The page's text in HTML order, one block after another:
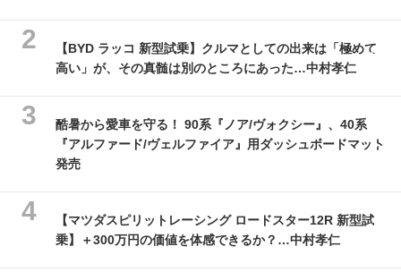
【BYD ラッコ 新型試乗】クルマとしての出来は「極めて
高い」が、その真髄は別のところにあった…中村孝仁
酷暑から愛車を守る！ 90系『ノア/ヴォクシー』、40系
『アルファード/ヴェルファイア』用ダッシュボードマット
発売
【マツダスピリットレーシング ロードスター12R 新型試
乗】＋300万円の価値を体感できるか？…中村孝仁